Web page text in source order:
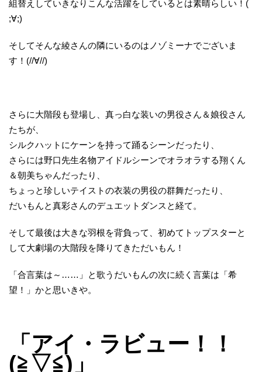
組替えしていきなりこんな活躍をしているとは素晴らしい！(
;∀;)
そしてそんな綾さんの隣にいるのはノゾミーナでございま
す！(//∀//)
さらに大階段も登場し、真っ白な装いの男役さん＆娘役さん
たちが、
シルクハットにケーンを持って踊るシーンだったり、
さらには野口先生名物アイドルシーンでオラオラする翔くん
＆朝美ちゃんだったり、
ちょっと珍しいテイストの衣装の男役の群舞だったり、
だいもんと真彩さんのデュエットダンスと経て。
そして最後は大きな羽根を背負って、初めてトップスターと
して大劇場の大階段を降りてきただいもん！
「合言葉は～……」と歌うだいもんの次に続く言葉は「希
望！」かと思いきや。
「アイ・ラビュー！！
(≧▽≦)」